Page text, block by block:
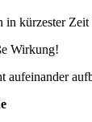
in kürzester
Wirkung!
aufeinander